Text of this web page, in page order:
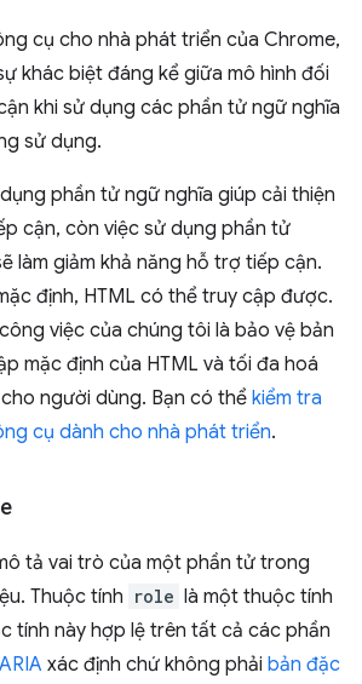
cụ cho nhà phát triển của Chrome,
khác biệt đáng kể giữa mô hình đối
khi sử dụng các phần tử ngữ nghĩa
sử dụng.
phần tử ngữ nghĩa giúp cải thiện
cận, còn việc sử dụng phần tử
làm giảm khả năng hỗ trợ tiếp cận.
định, HTML có thể truy cập được.
việc của chúng tôi là bảo vệ bản
mặc định của HTML và tối đa hoá
người dùng. Bạn có thể kiểm tra
cụ dành cho nhà phát triển.
tả vai trò của một phần tử trong
Thuộc tính role là một thuộc tính
tính này hợp lệ trên tất cả các phần
xác định chứ không phải bản đặc